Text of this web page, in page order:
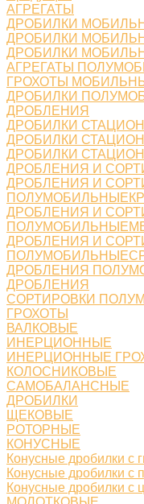
АГРЕГАТЫ
ДРОБИЛКИ
ДРОБИЛКИ
ДРОБИЛКИ
АГРЕГАТЫ
ГРОХОТЫ
ДРОБИЛКИ
ДРОБЛЕНИЯ
ДРОБИЛКИ
ДРОБИЛКИ
ДРОБИЛКИ
ДРОБЛЕНИЯ И
ДРОБЛЕНИЯ И
ДРОБЛЕНИЯ И
ДРОБЛЕНИЯ И
ДРОБЛЕНИЯ
ДРОБЛЕНИЯ
СОРТИРОВКИ
ГРОХОТЫ
ВАЛКОВЫЕ
ИНЕРЦИОННЫЕ
ИНЕРЦИОННЫЕ
КОЛОСНИКОВЫЕ
САМОБАЛАНСНЫЕ
ДРОБИЛКИ
ЩЕКОВЫЕ
РОТОРНЫЕ
КОНУСНЫЕ
Конусные дробилки с
Конусные дробилки с
Конусные дробилки с